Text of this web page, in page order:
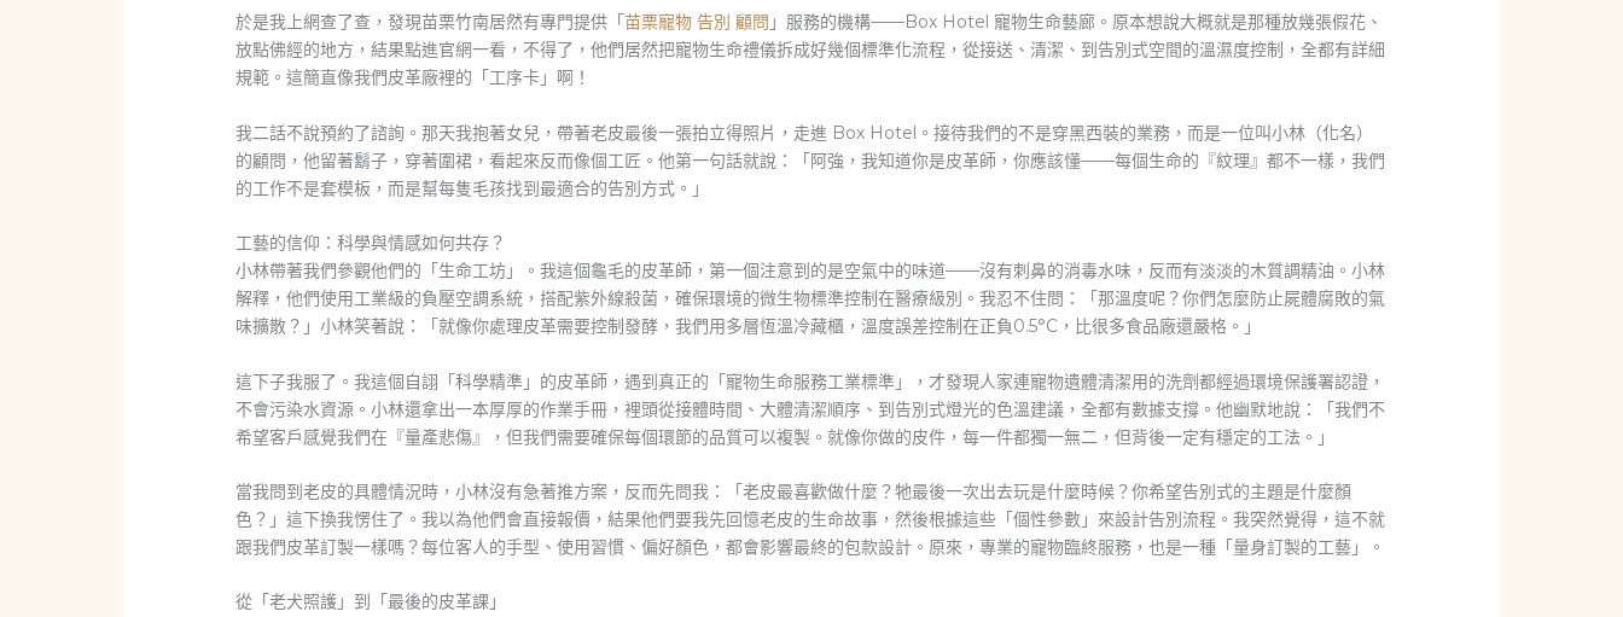
於是我上網查了查，發現苗栗竹南居然有專門提供「苗栗寵物 告別 顧問 」服務的機構——Box Hotel 寵物生命藝廊。原本想說大概就是那種放幾張假花、
放點佛經的地方，結果點進官網一看，不得了，他們居然把寵物生命禮儀拆成好幾個標準化流程，從接送、清潔、到告別式空間的溫濕度控制，全都有詳細
規範。這簡直像我們皮革廠裡的「工序卡」啊！
我二話不說預約了諮詢。那天我抱著女兒，帶著老皮最後一張拍立得照片，走進 Box Hotel。接待我們的不是穿黑西裝的業務，而是一位叫小林（化名）
的顧問，他留著鬍子，穿著圍裙，看起來反而像個工匠。他第一句話就說：「阿強，我知道你是皮革師，你應該懂——每個生命的『紋理』都不一樣，我們
的工作不是套模板，而是幫每隻毛孩找到最適合的告別方式。」
工藝的信仰：科學與情感如何共存？
小林帶著我們參觀他們的「生命工坊」。我這個龜毛的皮革師，第一個注意到的是空氣中的味道——沒有刺鼻的消毒水味，反而有淡淡的木質調精油。小林
解釋，他們使用工業級的負壓空調系統，搭配紫外線殺菌，確保環境的微生物標準控制在醫療級別。我忍不住問：「那溫度呢？你們怎麼防止屍體腐敗的氣
味擴散？」小林笑著說：「就像你處理皮革需要控制發酵，我們用多層恆溫冷藏櫃，溫度誤差控制在正負0.5°C，比很多食品廠還嚴格。」
這下子我服了。我這個自詡「科學精準」的皮革師，遇到真正的「寵物生命服務工業標準」，才發現人家連寵物遺體清潔用的洗劑都經過環境保護署認證，
不會污染水資源。小林還拿出一本厚厚的作業手冊，裡頭從接體時間、大體清潔順序、到告別式燈光的色溫建議，全都有數據支撐。他幽默地說：「我們不
希望客戶感覺我們在『量產悲傷』，但我們需要確保每個環節的品質可以複製。就像你做的皮件，每一件都獨一無二，但背後一定有穩定的工法。」
當我問到老皮的具體情況時，小林沒有急著推方案，反而先問我：「老皮最喜歡做什麼？牠最後一次出去玩是什麼時候？你希望告別式的主題是什麼顏
色？」這下換我愣住了。我以為他們會直接報價，結果他們要我先回憶老皮的生命故事，然後根據這些「個性參數」來設計告別流程。我突然覺得，這不就
跟我們皮革訂製一樣嗎？每位客人的手型、使用習慣、偏好顏色，都會影響最終的包款設計。原來，專業的寵物臨終服務，也是一種「量身訂製的工藝」。
從「老犬照護」到「最後的皮革課」